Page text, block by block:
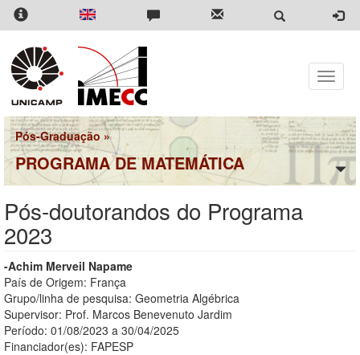
Pular
para
conteúdo
principal
Toggle
Pós-Graduação »
PROGRAMA DE MATEMÁTICA
Pós-doutorandos do Programa
2023
-Achim Merveil Napame
País de Origem: França
Grupo/linha de pesquisa: Geometria Algébrica
Supervisor: Prof. Marcos Benevenuto Jardim
Período: 01/08/2023 a 30/04/2025
Financiador(es): FAPESP